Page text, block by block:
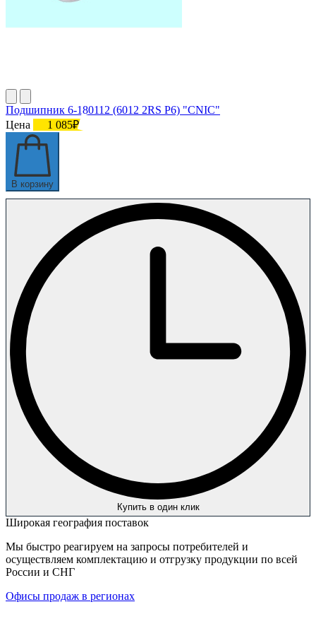
Подшипник 6-180112 (6012 2RS P6) "CNIC"
Цена
1 085₽
В корзину
Купить в один клик
Широкая география поставок
Мы быстро реагируем на запросы потребителей и
осуществляем комплектацию и отгрузку продукции по всей
России и СНГ
Офисы продаж в регионах